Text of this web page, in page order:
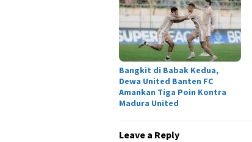
Bangkit di Babak Kedua,
Dewa United Banten FC
Amankan Tiga Poin Kontra
Madura United
Leave a Reply